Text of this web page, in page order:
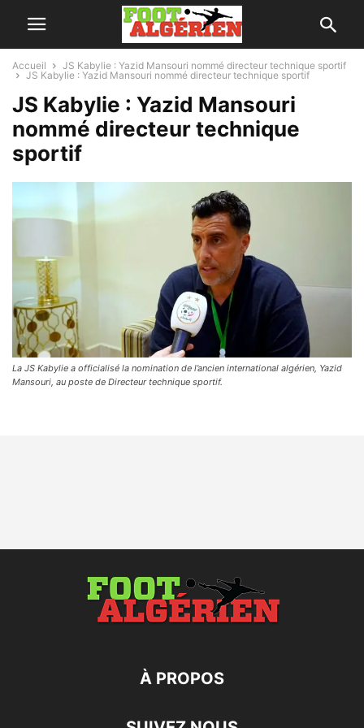
Accueil
JS Kabylie : Yazid Mansouri nommé directeur technique sportif
JS Kabylie : Yazid Mansouri nommé directeur technique sportif
JS Kabylie : Yazid Mansouri
nommé directeur technique
sportif
La JS Kabylie a officialisé la nomination de l’ancien international algérien, Yazid
Mansouri, au poste de Directeur technique sportif.
À PROPOS